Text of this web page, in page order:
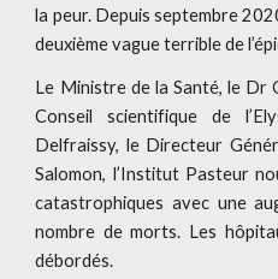
la peur. Depuis septembre
deuxième vague terrible de
Le Ministre de la Santé, le Dr
Conseil scientifique de
Delfraissy, le Directeur
Salomon, l’Institut Pasteur
catastrophiques avec une
nombre de morts. Les
débordés.